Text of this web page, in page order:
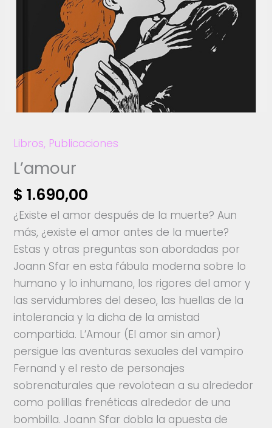
Libros, Publicaciones
L’amour
$ 1.690,00
¿Existe el amor después de la muerte? Aun
más, ¿existe el amor antes de la muerte?
Estas y otras preguntas son abordadas por
Joann Sfar en esta fábula moderna sobre lo
humano y lo inhumano, los rigores del amor y
las servidumbres del deseo, las huellas de la
intolerancia y la dicha de la amistad
compartida. L’Amour (El amor sin amor)
persigue las aventuras sexuales del vampiro
Fernand y el resto de personajes
sobrenaturales que revolotean a su alrededor
como polillas frenéticas alrededor de una
bombilla. Joann Sfar dobla la apuesta de